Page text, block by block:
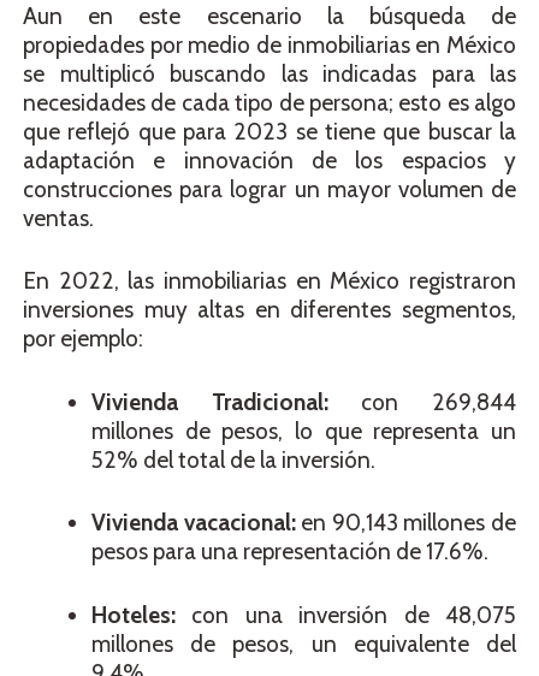
Aun en este escenario la búsqueda de
propiedades por medio de inmobiliarias en México
se multiplicó buscando las indicadas para las
necesidades de cada tipo de persona; esto es algo
que reflejó que para 2023 se tiene que buscar la
adaptación e innovación de los espacios y
construcciones para lograr un mayor volumen de
ventas.
En 2022, las inmobiliarias en México registraron
inversiones muy altas en diferentes segmentos,
por ejemplo:
Vivienda Tradicional: con 269,844
millones de pesos, lo que representa un
52% del total de la inversión.
Vivienda vacacional: en 90,143 millones de
pesos para una representación de 17.6%.
Hoteles: con una inversión de 48,075
millones de pesos, un equivalente del